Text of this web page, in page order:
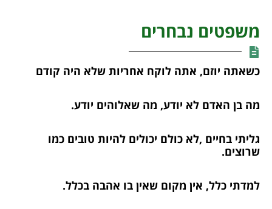
משפטים נבחרים
כשאתה יוזם, אתה לוקח אחריות שלא היה קודם
מה בן האדם לא יודע, מה שאלוהים יודע.
גליתי בחיים ,לא כולם יכולים להיות טובים כמו
שרוצים.
למדתי כלל, אין מקום שאין בו אהבה בכלל.